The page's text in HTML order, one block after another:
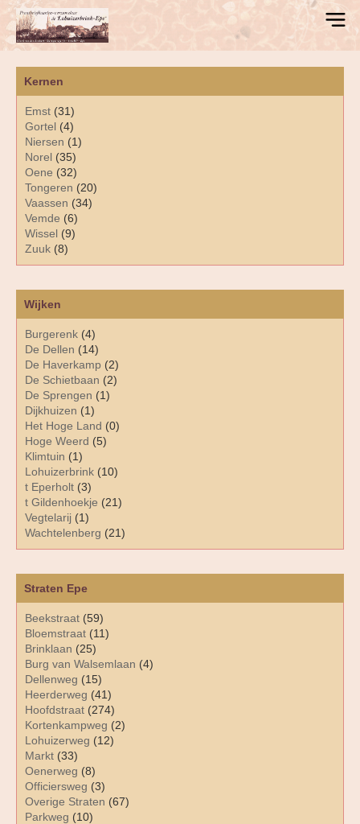
Kernen
Emst (31)
Gortel (4)
Niersen (1)
Norel (35)
Oene (32)
Tongeren (20)
Vaassen (34)
Vemde (6)
Wissel (9)
Zuuk (8)
Straten Epe
Beekstraat (59)
Bloemstraat (11)
Brinklaan (25)
Burg van Walsemlaan (4)
Dellenweg (15)
Heerderweg (41)
Hoofdstraat (274)
Kortenkampweg (2)
Lohuizerweg (12)
Markt (33)
Oenerweg (8)
Officiersweg (3)
Overige Straten (67)
Parkweg (10)
Wijken
Burgerenk (4)
De Dellen (14)
De Haverkamp (2)
De Schietbaan (2)
De Sprengen (1)
Dijkhuizen (1)
Het Hoge Land (0)
Hoge Weerd (5)
Klimtuin (1)
Lohuizerbrink (10)
t Eperholt (3)
t Gildenhoekje (21)
Vegtelarij (1)
Wachtelenberg (21)